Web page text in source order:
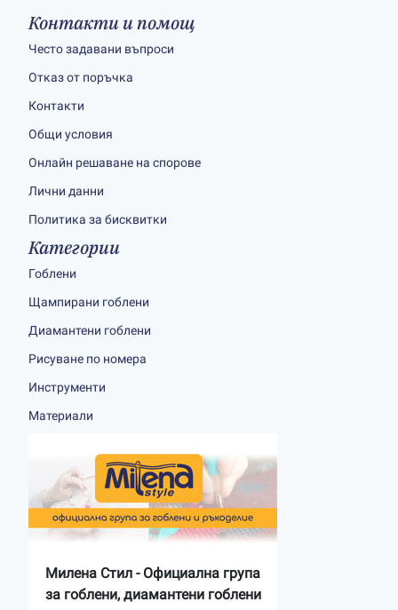
Контакти и помощ
Често задавани въпроси
Отказ от поръчка
Контакти
Общи условия
Онлайн решаване на спорове
Лични данни
Политика за бисквитки
Категории
Гоблени
Щампирани гоблени
Диамантени гоблени
Рисуване по номера
Инструменти
Материали
Милена Стил - Официална група
за гоблени, диамантени гоблени